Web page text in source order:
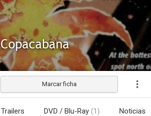
Copacabana
Marcar ficha
Trailers DVD / Blu-Ray (1) Noticias